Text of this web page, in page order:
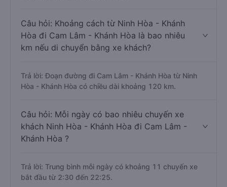
Câu hỏi: Khoảng cách từ Ninh Hòa - Khánh
Hòa đi Cam Lâm - Khánh Hòa là bao nhiêu
km nếu di chuyển bằng xe khách?
Trả lời: Đoạn đường đi Cam Lâm - Khánh Hòa từ Ninh
Hòa - Khánh Hòa có chiều dài khoảng 120 km.
Câu hỏi: Mỗi ngày có bao nhiêu chuyến xe
khách Ninh Hòa - Khánh Hòa đi Cam Lâm -
Khánh Hòa ?
Trả lời: Trung bình mỗi ngày có khoảng 11 chuyến xe
bắt đầu từ 2:30 đến 22:25.